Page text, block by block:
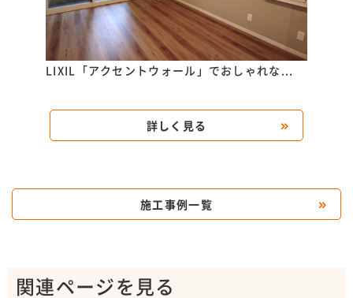
LIXIL「アクセントウォール」でおしゃれな...
詳しく見る
施工事例一覧
関連ページを見る